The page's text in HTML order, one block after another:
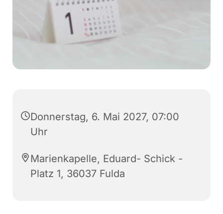
Donnerstag, 6. Mai 2027, 07:00
Uhr
Marienkapelle, Eduard- Schick -
Platz 1, 36037 Fulda